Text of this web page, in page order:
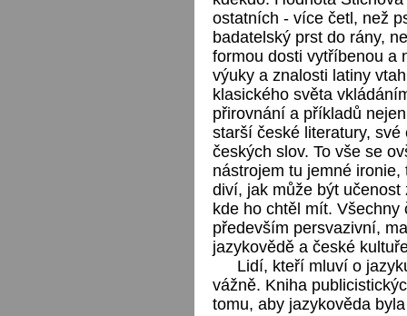
ostatních - více četl, než
badatelský prst do rány,
formou dosti vytříbenou a
výuky a znalosti latiny
klasického světa
přirovnání a příkladů
starší české literatury,
českých slov. To vše se
nástrojem tu jemné
diví, jak může být
kde ho chtěl mít.
především persvazivní,
jazykovědě a české
Lidí, kteří mluví o
vážně. Kniha
tomu, aby jazykověda